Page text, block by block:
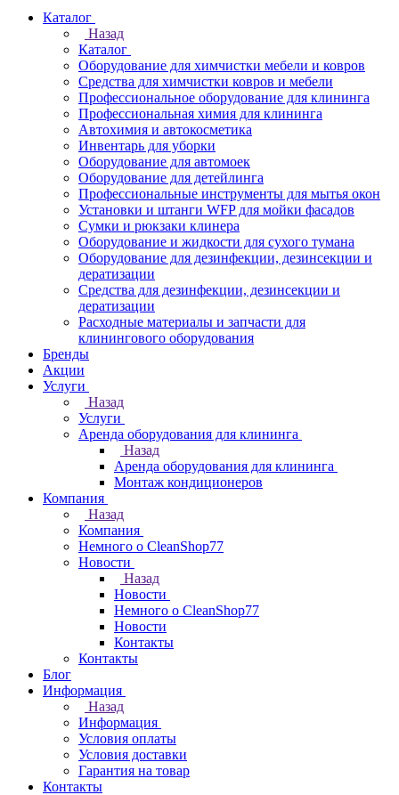
Каталог
Назад
Каталог
Оборудование для химчистки мебели и ковров
Средства для химчистки ковров и мебели
Профессиональное оборудование для клининга
Профессиональная химия для клининга
Автохимия и автокосметика
Инвентарь для уборки
Оборудование для автомоек
Оборудование для детейлинга
Профессиональные инструменты для мытья окон
Установки и штанги WFP для мойки фасадов
Сумки и рюкзаки клинера
Оборудование и жидкости для сухого тумана
Оборудование для дезинфекции, дезинсекции и
дератизации
Средства для дезинфекции, дезинсекции и
дератизации
Расходные материалы и запчасти для
клинингового оборудования
Бренды
Акции
Услуги
Назад
Услуги
Аренда оборудования для клининга
Назад
Аренда оборудования для клининга
Монтаж кондиционеров
Компания
Назад
Компания
Немного о CleanShop77
Новости
Назад
Новости
Немного о CleanShop77
Новости
Контакты
Контакты
Блог
Информация
Назад
Информация
Условия оплаты
Условия доставки
Гарантия на товар
Контакты